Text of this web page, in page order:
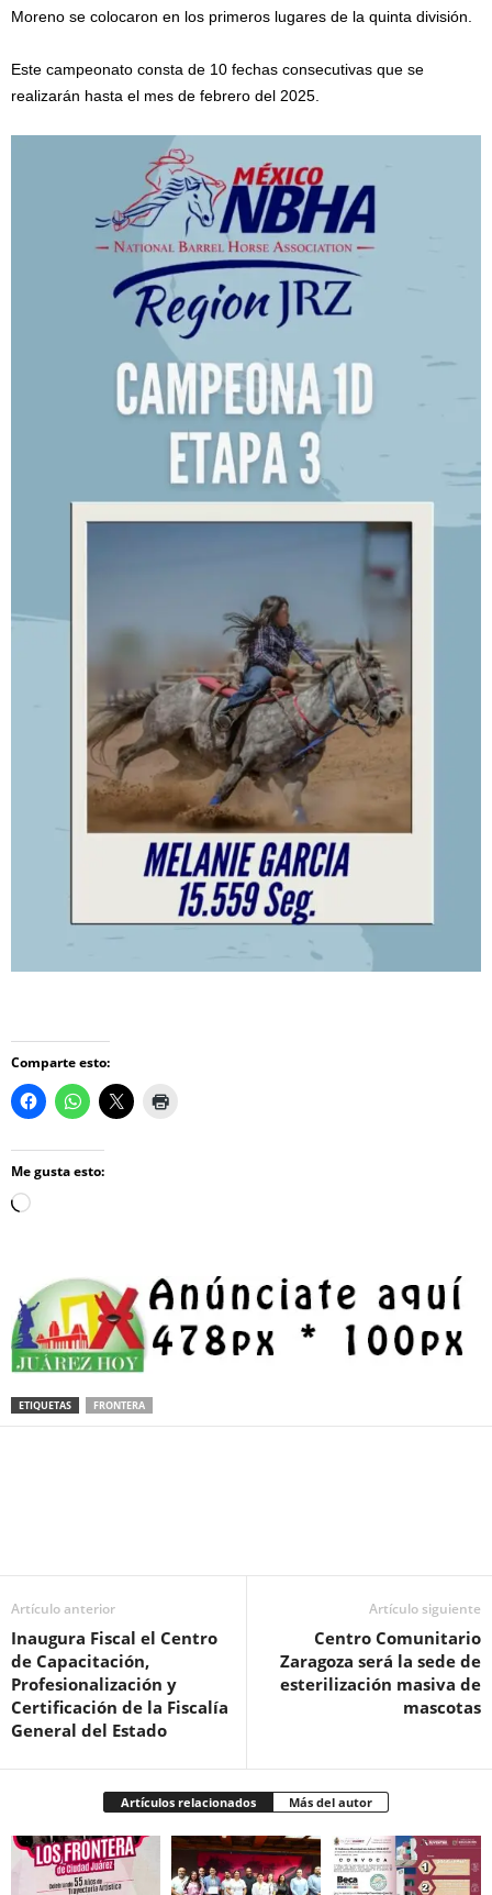
Moreno se colocaron en los primeros lugares de la quinta división.
Este campeonato consta de 10 fechas consecutivas que se
realizarán hasta el mes de febrero del 2025.
Comparte esto:
Me gusta esto:
Loading…
ETIQUETAS FRONTERA
Artículo anterior
Inaugura Fiscal el Centro
de Capacitación,
Profesionalización y
Certificación de la Fiscalía
General del Estado
Artículo siguiente
Centro Comunitario
Zaragoza será la sede de
esterilización masiva de
mascotas
Artículos relacionados Más del autor